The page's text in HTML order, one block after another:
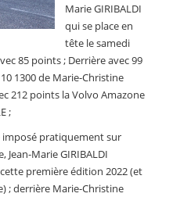
Marie GIRIBALDI
qui se place en
tête le samedi
85 points ; Derrière avec 99
1300 de Marie-Christine
212 points la Volvo Amazone
;
imposé pratiquement sur
Jean-Marie GIRIBALDI
première édition 2022 (et
; derrière Marie-Christine